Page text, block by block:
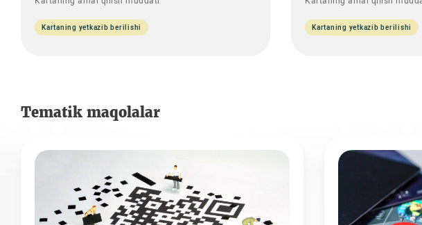
Kartaning yetkazib berilishi Kartaning yetkazib berilishi
Tematik maqolalar